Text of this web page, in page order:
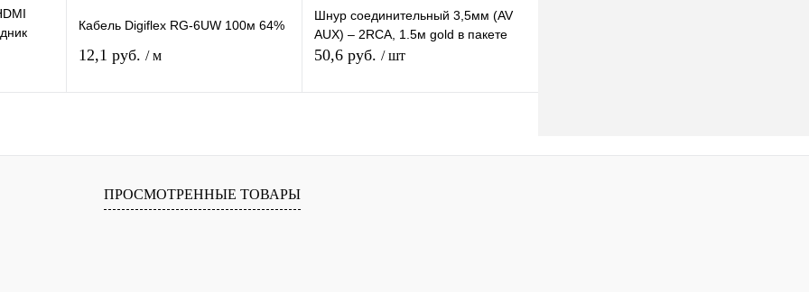
Кабель Digiflex RG-6UW 100м 64%
12,1 руб. / м
В избранное Недоступно
Шнур соединительный 3,5мм (AV
AUX) – 2RCA, 1.5м gold в пакете
50,6 руб. / шт
ПРОСМОТРЕННЫЕ ТОВАРЫ